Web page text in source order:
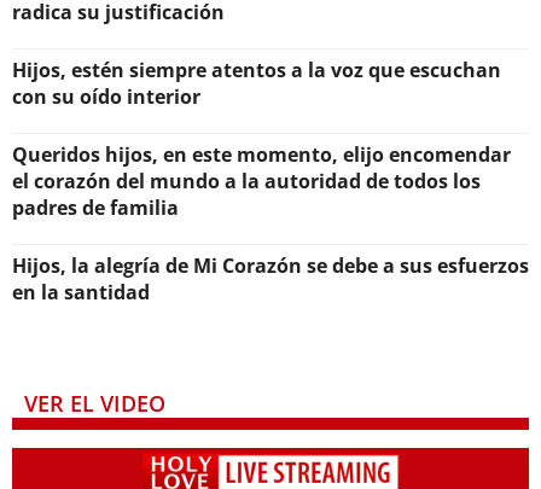
radica su justificación
Hijos, estén siempre atentos a la voz que escuchan
con su oído interior
Queridos hijos, en este momento, elijo encomendar
el corazón del mundo a la autoridad de todos los
padres de familia
Hijos, la alegría de Mi Corazón se debe a sus esfuerzos
en la santidad
VER EL VIDEO